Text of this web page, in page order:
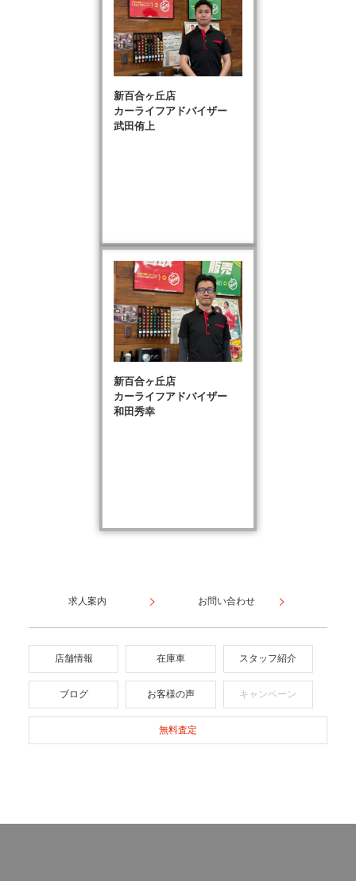
新百合ヶ丘店
カーライフアドバイザー
武田侑上
新百合ヶ丘店
カーライフアドバイザー
和田秀幸
求人案内 お問い合わせ
店舗情報 在庫車 スタッフ紹介
ブログ お客様の声 キャンペーン
無料査定